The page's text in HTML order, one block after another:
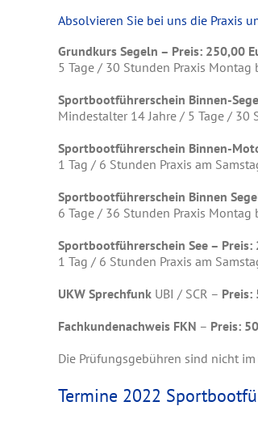
Absolvieren Sie bei uns die Praxis
Grundkurs Segeln – Preis: 250,00
5 Tage / 30 Stunden Praxis
Sportbootführerschein Binnen-
Mindestalter 14 Jahre / 5 Tage / 30
Sportbootführerschein Binnen-
1 Tag / 6 Stunden Praxis am
Sportbootführerschein Binnen
6 Tage / 36 Stunden Praxis
Sportbootführerschein See – Preis:
1 Tag / 6 Stunden Praxis am
UKW Sprechfunk UBI / SCR – Preis:
Fachkundenachweis FKN – Preis:
Die Prüfungsgebühren sind nicht
Termine 2022